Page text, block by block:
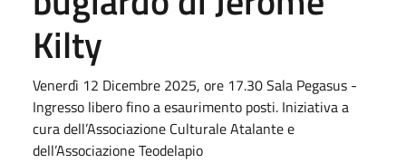
Kilty
Venerdì 12 Dicembre 2025, ore 17.30 Sala Pegasus -
Ingresso libero fino a esaurimento posti. Iniziativa a
cura dell’Associazione Culturale Atalante e
dell’Associazione Teodelapio